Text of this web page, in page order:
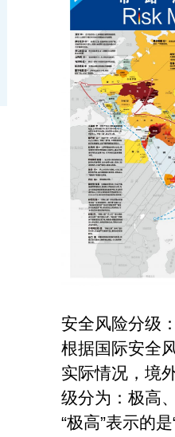
安全风险分级
根据国际安全
实际情况，境
级分为：极高
“极高”表示的